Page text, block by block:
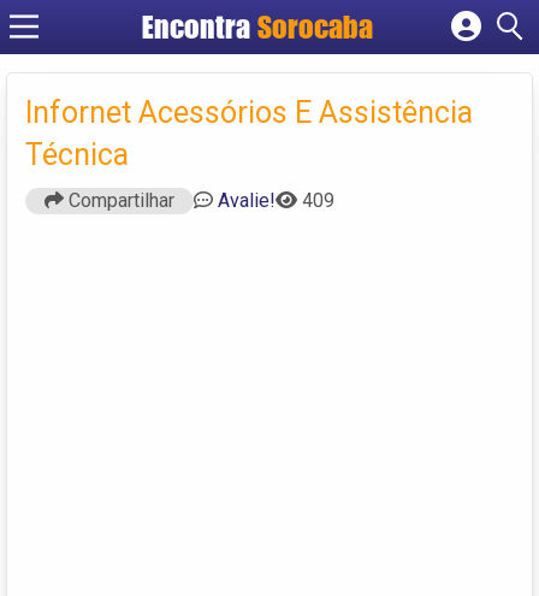
EncontraSorocaba
Cadastrar empresa
Criar conta
Infornet Acessórios E Assistência
Técnica
Compartilhar Avalie! 409